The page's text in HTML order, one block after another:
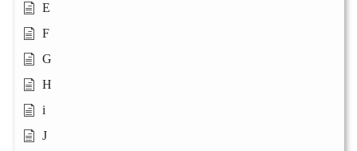
E
F
G
H
i
J